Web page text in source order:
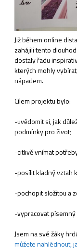
Již během online
zahájili tento
dostaly řadu
kterých mohly
nápadem.
Cílem projektu bylo:
-uvědomit si, jak
podmínky pro život;
-citlivě vnímat
-posílit kladný vztah
-pochopit složitou a
-vypracovat
Jsem na své žáky
můžete nahlédnout,